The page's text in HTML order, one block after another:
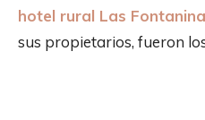
hotel rural Las
sus propietarios, fueron